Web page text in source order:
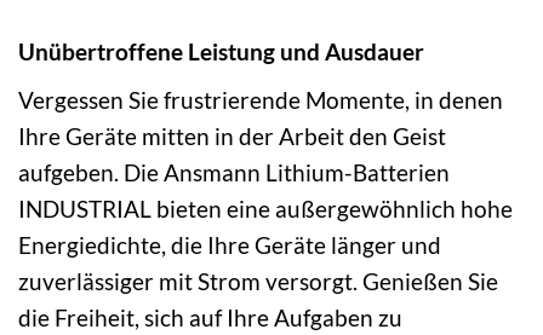
Unübertroffene Leistung und Ausdauer
Vergessen Sie frustrierende Momente, in denen
Ihre Geräte mitten in der Arbeit den Geist
aufgeben. Die Ansmann Lithium-Batterien
INDUSTRIAL bieten eine außergewöhnlich hohe
Energiedichte, die Ihre Geräte länger und
zuverlässiger mit Strom versorgt. Genießen Sie
die Freiheit, sich auf Ihre Aufgaben zu